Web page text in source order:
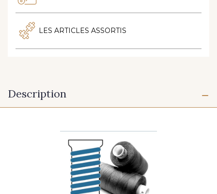
LES ARTICLES ASSORTIS
Description